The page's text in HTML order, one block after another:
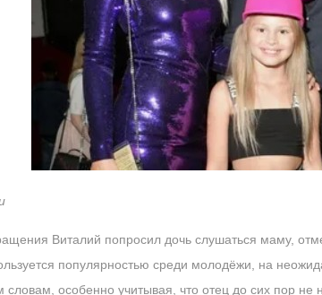
Виталий попросил дочь слушаться маму,
популярностью среди молодёжи, на
словам, особенно учитывая, что отец до сих пор не